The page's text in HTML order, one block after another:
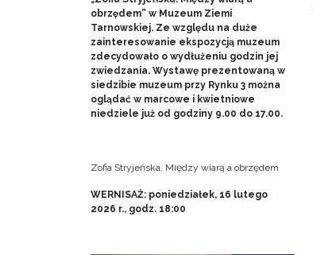
obrzędem” w Muzeum Ziemi
Tarnowskiej. Ze względu na duże
zainteresowanie ekspozycją muzeum
zdecydowało o wydłużeniu godzin jej
zwiedzania. Wystawę prezentowaną w
siedzibie muzeum przy Rynku 3 można
oglądać w marcowe i kwietniowe
niedziele już od godziny 9.00 do 17.00.
Zofia Stryjeńska. Między wiarą a obrzędem
WERNISAŻ: poniedziałek, 16 lutego
2026 r., godz. 18:00